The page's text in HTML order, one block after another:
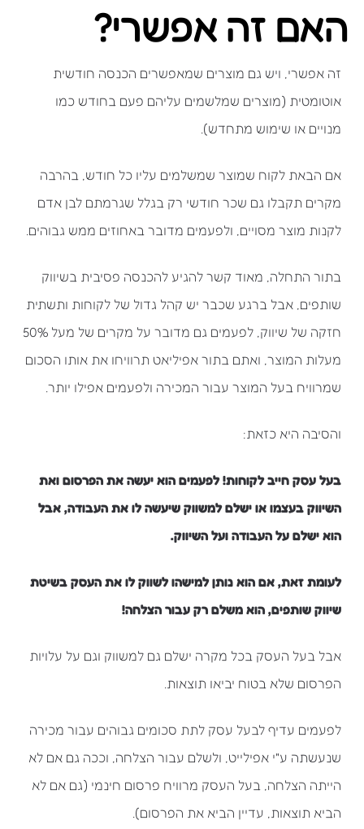
האם זה אפשרי?
זה אפשרי, ויש גם מוצרים שמאפשרים הכנסה חודשית
אוטומטית (מוצרים שמלשמים עליהם פעם בחודש כמו
מנויים או שימוש מתחדש).
אם הבאת לקוח שמוצר שמשלמים עליו כל חודש, בהרבה
מקרים תקבלו גם שכר חודשי רק בגלל שגרמתם לבן אדם
לקנות מוצר מסויים, ולפעמים מדובר באחוזים ממש גבוהים.
בתור התחלה, מאוד קשר להגיע להכנסה פסיבית בשיווק
שותפים, אבל ברגע שכבר יש קהל גדול של לקוחות ותשתית
חזקה של שיווק, לפעמים גם מדובר על מקרים של מעל 50%
מעלות המוצר, ואתם בתור אפיליאט תרוויחו את אותו הסכום
שמרוויח בעל המוצר עבור המכירה ולפעמים אפילו יותר.
והסיבה היא כזאת:
בעל עסק חייב לקוחות! לפעמים הוא יעשה את הפרסום ואת
השיווק בעצמו או ישלם למשווק שיעשה לו את העבודה, אבל
הוא ישלם על העבודה ועל השיווק.
לעומת זאת, אם הוא נותן למישהו לשווק לו את העסק בשיטת
שיווק שותפים, הוא משלם רק עבור הצלחה!
אבל בעל העסק בכל מקרה ישלם גם למשווק וגם על עלויות
הפרסום שלא בטוח יביאו תוצאות.
לפעמים עדיף לבעל עסק לתת סכומים גבוהים עבור מכירה
שנעשתה ע"י אפילייט, ולשלם עבור הצלחה, וככה גם אם לא
הייתה הצלחה, בעל העסק מרוויח פרסום חינמי (גם אם לא
הביא תוצאות, עדיין הביא את הפרסום).